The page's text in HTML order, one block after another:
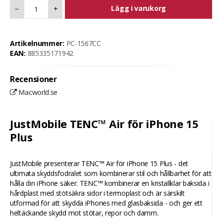
JustMobile TENC™ Air för iPhone 15
Plus
JustMobile presenterar TENC™ Air för iPhone 15 Plus - det
ultimata skyddsfodralet som kombinerar stil och hållbarhet för att
hålla din iPhone säker. TENC™ kombinerar en kristallklar baksida i
hårdplast med stötsäkra sidor i termoplast och är särskilt
utformad för att skydda iPhones med glasbaksida - och ger ett
heltäckande skydd mot stötar, repor och damm.
− + Lägg i varukorg
Artikelnummer: PC-1567CC
EAN: 885335171942
Recensioner
Macworld.se